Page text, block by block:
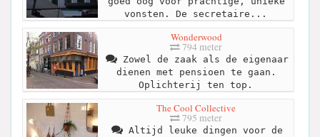
vonsten. De secretaire...
Wonderwood
794 meter
Zowel de zaak als de eigenaar
dienen met pensioen te gaan.
Oplichterij ten top.
The Cool Collective
795 meter
Altijd leuke dingen voor de